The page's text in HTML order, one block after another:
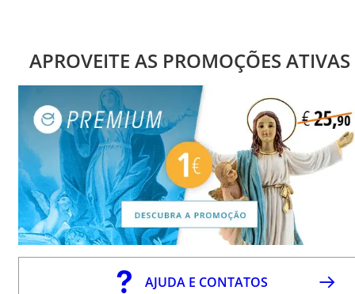
APROVEITE AS PROMOÇÕES ATIVAS
AJUDA E CONTATOS